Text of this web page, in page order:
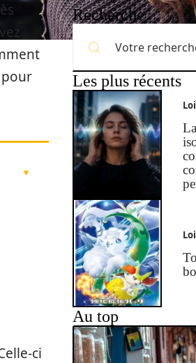
ci
Recherche
Les plus récents
Au top